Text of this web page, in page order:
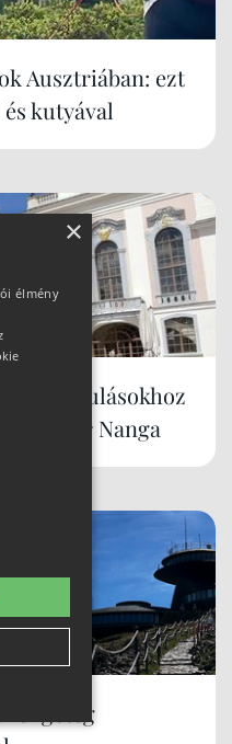
Ausztriában: ezt
kutyával
kirándulásokhoz
Nanga
rengeteg
×
élmény